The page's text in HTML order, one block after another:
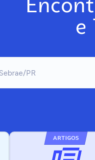
e
ARTIGOS